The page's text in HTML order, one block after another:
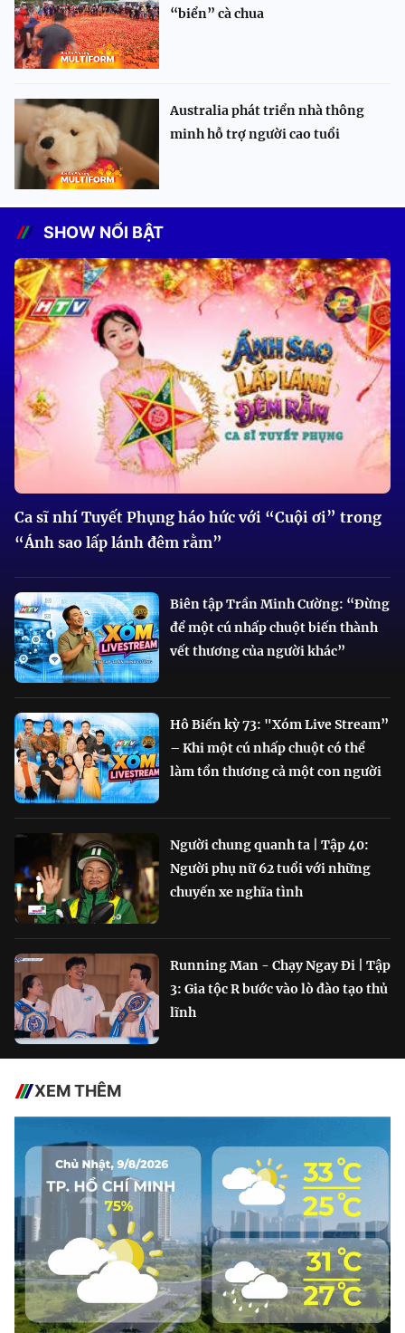
“biển” cà chua
Australia phát triển nhà thông
minh hỗ trợ người cao tuổi
SHOW NỔI BẬT
Ca sĩ nhí Tuyết Phụng háo hức với “Cuội ơi” trong
“Ánh sao lấp lánh đêm rằm”
Biên tập Trần Minh Cường: “Đừng
để một cú nhấp chuột biến thành
vết thương của người khác”
Hô Biến kỳ 73: "Xóm Live Stream”
– Khi một cú nhấp chuột có thể
làm tổn thương cả một con người
Người chung quanh ta | Tập 40:
Người phụ nữ 62 tuổi với những
chuyến xe nghĩa tình
Running Man - Chạy Ngay Đi | Tập
3: Gia tộc R bước vào lò đào tạo thủ
lĩnh
XEM THÊM